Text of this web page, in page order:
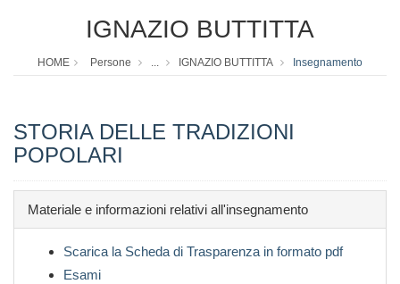
IGNAZIO BUTTITTA
HOME Persone ... IGNAZIO BUTTITTA Insegnamento
STORIA DELLE TRADIZIONI
POPOLARI
Materiale e informazioni relativi all'insegnamento
Scarica la Scheda di Trasparenza in formato pdf
Esami